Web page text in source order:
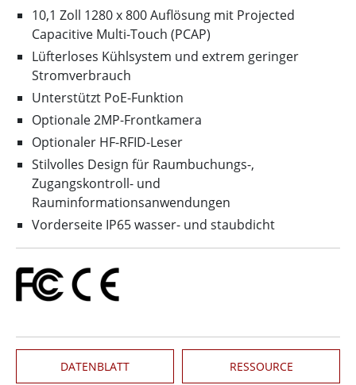
10,1 Zoll 1280 x 800 Auflösung mit Projected
Capacitive Multi-Touch (PCAP)
Lüfterloses Kühlsystem und extrem geringer
Stromverbrauch
Unterstützt PoE-Funktion
Optionale 2MP-Frontkamera
Optionaler HF-RFID-Leser
Stilvolles Design für Raumbuchungs-,
Zugangskontroll- und
Rauminformationsanwendungen
Vorderseite IP65 wasser- und staubdicht
DATENBLATT RESSOURCE